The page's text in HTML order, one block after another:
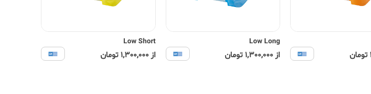
Low Long
از 1,300,000 تومان
Low Short
از 1,300,000 تومان